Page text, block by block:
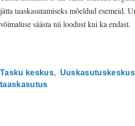
jätta taaskasutamiseks mõeldud esemeid.
võimaluse säästa nii loodust kui ka endast.
Tasku keskus Uuskasutuskeskus
taaskasutus